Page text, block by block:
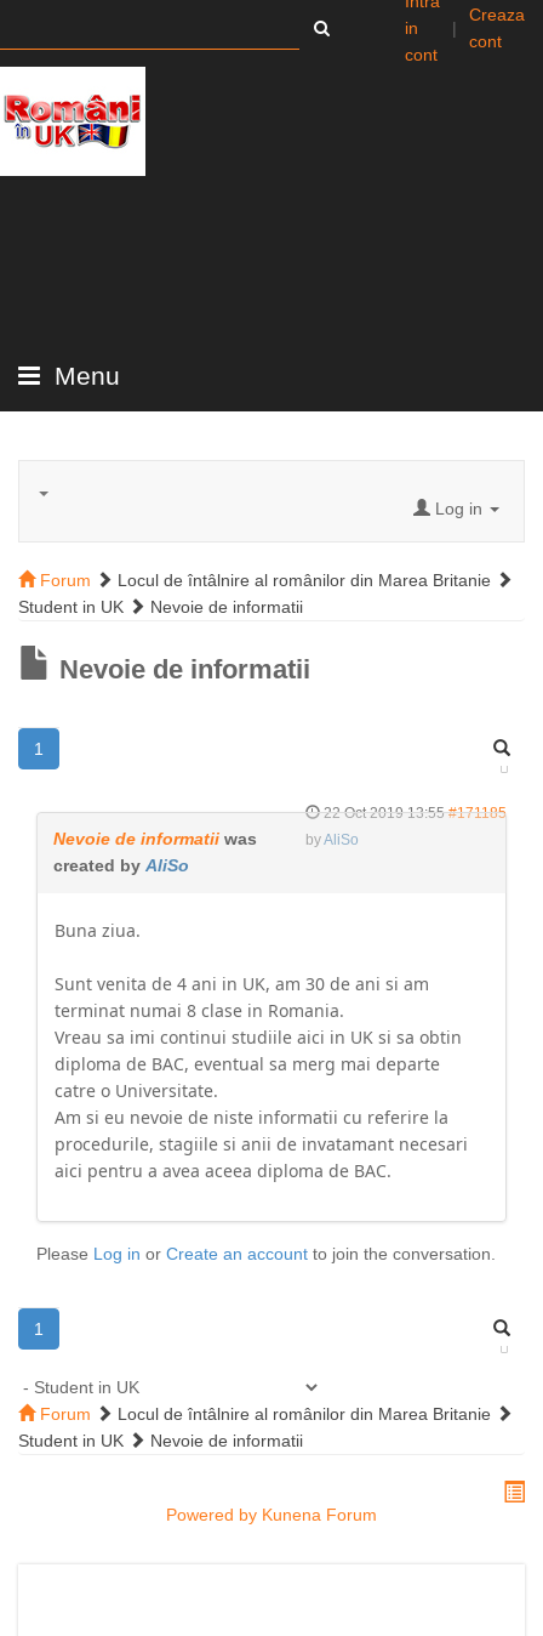
in
cont
|
Creaza
cont
Menu
Log in
Forum
Locul de întâlnire al românilor din Marea Britanie
Student in UK
Nevoie de informatii
Nevoie de informatii
1
22 Oct 2019 13:55 #171185
byAliSo
Nevoie de informatii was
created by AliSo
Buna ziua.
Sunt venita de 4 ani in UK, am 30 de ani si am
terminat numai 8 clase in Romania.
Vreau sa imi continui studiile aici in UK si sa obtin
diploma de BAC, eventual sa merg mai departe
catre o Universitate.
Am si eu nevoie de niste informatii cu referire la
procedurile, stagiile si anii de invatamant necesari
aici pentru a avea aceea diploma de BAC.
Please Log in or Create an account to join the conversation.
1
Forum
Locul de întâlnire al românilor din Marea Britanie
Student in UK
Nevoie de informatii
Powered by Kunena Forum